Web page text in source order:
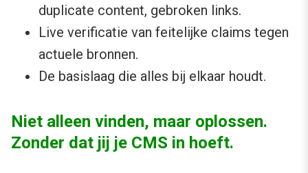
duplicate content, gebroken links.
Live verificatie van feitelijke claims tegen
actuele bronnen.
De basislaag die alles bij elkaar houdt.
Niet alleen vinden, maar oplossen.
Zonder dat jij je CMS in hoeft.